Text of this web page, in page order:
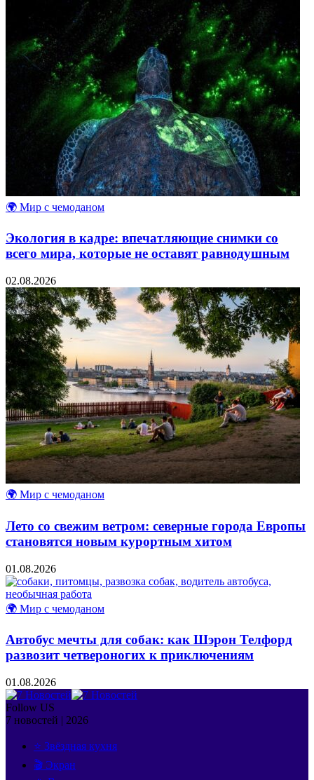
🌍 Мир с чемоданом
Экология в кадре: впечатляющие снимки со
всего мира, которые не оставят равнодушным
02.08.2026
🌍 Мир с чемоданом
Лето со свежим ветром: северные города Европы
становятся новым курортным хитом
01.08.2026
🌍 Мир с чемоданом
Автобус мечты для собак: как Шэрон Телфорд
развозит четвероногих к приключениям
01.08.2026
Follow US
7 новостей | 2026
⭐ Звёздная кухня
🎬 Экран